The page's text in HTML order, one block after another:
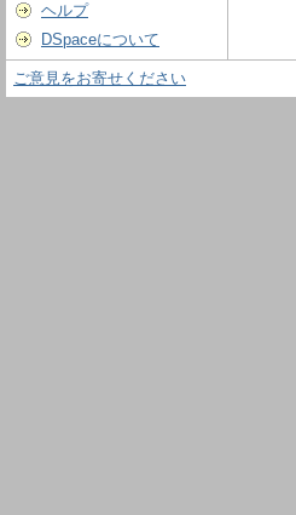
ヘルプ
DSpaceについて
ご意見をお寄せください